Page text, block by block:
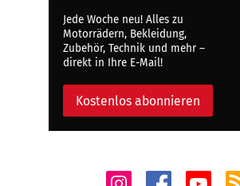
Jede Woche neu! Alles zu
Motorrädern, Bekleidung,
Zubehör, Technik und mehr –
direkt in Ihre E-Mail!
Kostenlos abonnieren